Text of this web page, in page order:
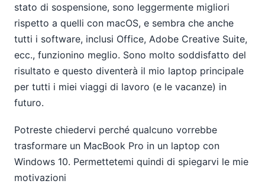
stato di sospensione, sono leggermente migliori
rispetto a quelli con macOS, e sembra che anche
tutti i software, inclusi Office, Adobe Creative Suite,
ecc., funzionino meglio. Sono molto soddisfatto del
risultato e questo diventerà il mio laptop principale
per tutti i miei viaggi di lavoro (e le vacanze) in
futuro.
Potreste chiedervi perché qualcuno vorrebbe
trasformare un MacBook Pro in un laptop con
Windows 10. Permettetemi quindi di spiegarvi le mie
motivazioni